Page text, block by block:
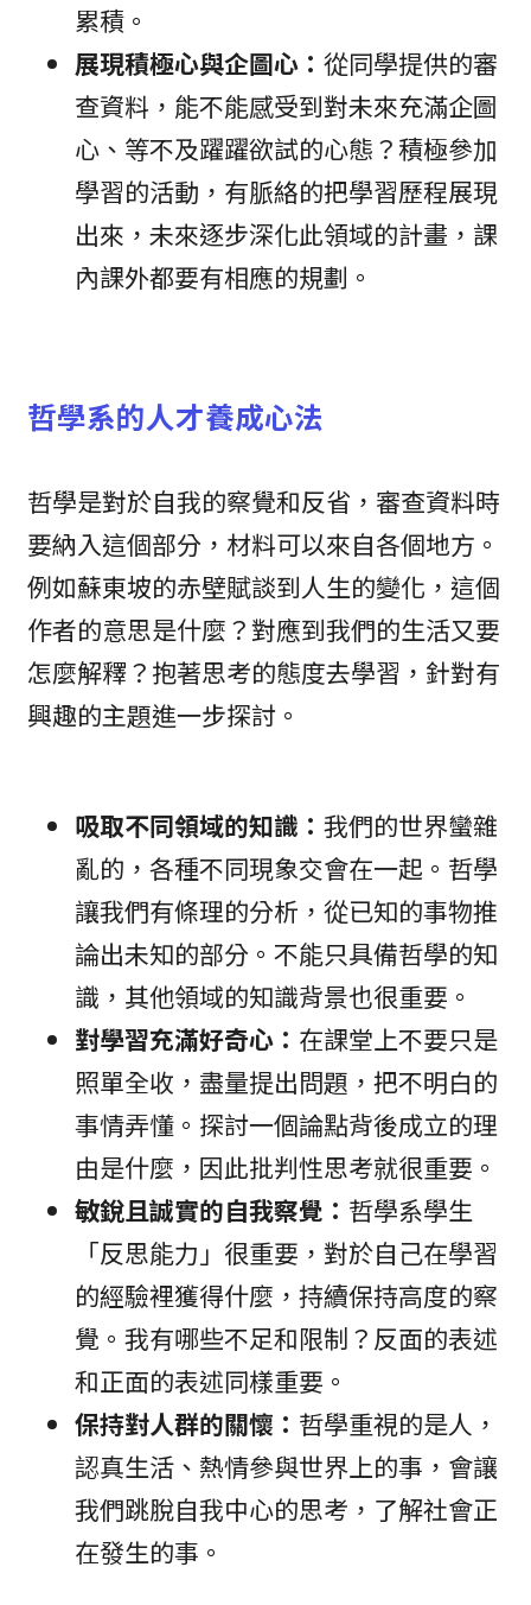
累積。
展現積極心與企圖心： 從同學提供的審
查資料，能不能感受到對未來充滿企圖
心、等不及躍躍欲試的心態？積極參加
學習的活動，有脈絡的把學習歷程展現
出來，未來逐步深化此領域的計畫，課
內課外都要有相應的規劃。
哲學系的人才養成心法
哲學是對於自我的察覺和反省，審查資料時
要納入這個部分，材料可以來自各個地方。
例如蘇東坡的赤壁賦談到人生的變化，這個
作者的意思是什麼？對應到我們的生活又要
怎麼解釋？抱著思考的態度去學習，針對有
興趣的主題進一步探討。
吸取不同領域的知識： 我們的世界蠻雜
亂的，各種不同現象交會在一起。哲學
讓我們有條理的分析，從已知的事物推
論出未知的部分。不能只具備哲學的知
識，其他領域的知識背景也很重要。
對學習充滿好奇心： 在課堂上不要只是
照單全收，盡量提出問題，把不明白的
事情弄懂。探討一個論點背後成立的理
由是什麼，因此批判性思考就很重要。
敏銳且誠實的自我察覺： 哲學系學生
「反思能力」很重要，對於自己在學習
的經驗裡獲得什麼，持續保持高度的察
覺。我有哪些不足和限制？反面的表述
和正面的表述同樣重要。
保持對人群的關懷： 哲學重視的是人，
認真生活、熱情參與世界上的事，會讓
我們跳脫自我中心的思考，了解社會正
在發生的事。